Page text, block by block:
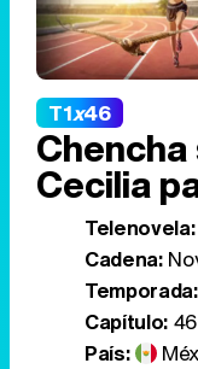
T1x46
Cecilia
Telenovela:
Cadena:
Temporada:
Capítulo:
País: